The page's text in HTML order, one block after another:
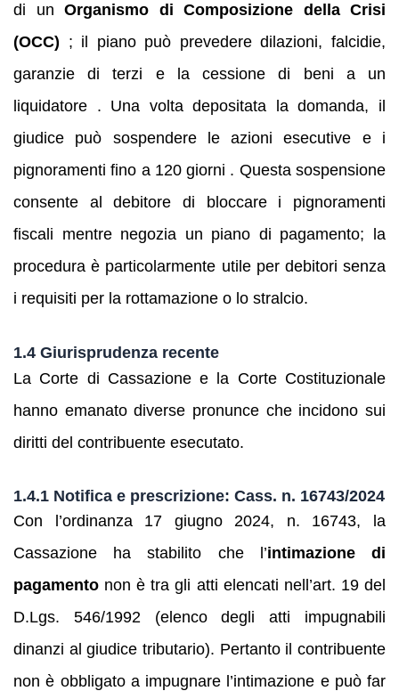
di un Organismo di Composizione della Crisi
(OCC) ; il piano può prevedere dilazioni, falcidie,
garanzie di terzi e la cessione di beni a un
liquidatore . Una volta depositata la domanda, il
giudice può sospendere le azioni esecutive e i
pignoramenti fino a 120 giorni . Questa sospensione
consente al debitore di bloccare i pignoramenti
fiscali mentre negozia un piano di pagamento; la
procedura è particolarmente utile per debitori senza
i requisiti per la rottamazione o lo stralcio.
1.4 Giurisprudenza recente
La Corte di Cassazione e la Corte Costituzionale
hanno emanato diverse pronunce che incidono sui
diritti del contribuente esecutato.
1.4.1 Notifica e prescrizione: Cass. n. 16743/2024
Con l’ordinanza 17 giugno 2024, n. 16743, la
Cassazione ha stabilito che l’intimazione di
pagamento non è tra gli atti elencati nell’art. 19 del
D.Lgs. 546/1992 (elenco degli atti impugnabili
dinanzi al giudice tributario). Pertanto il contribuente
non è obbligato a impugnare l’intimazione e può far